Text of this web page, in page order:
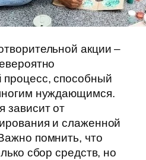
акции –
способный
нуждающимся.
зависит от
и слаженной
помнить, что
сбор средств, но